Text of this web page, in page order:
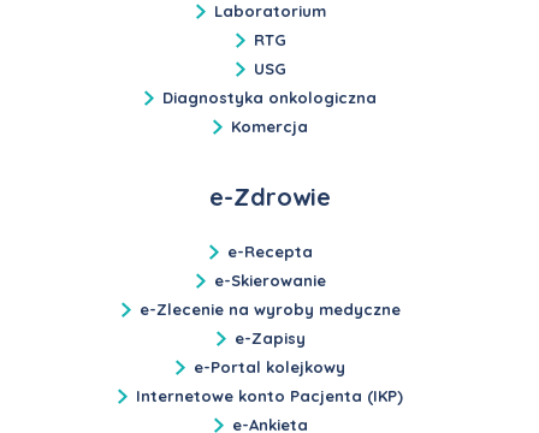
Laboratorium
RTG
USG
Diagnostyka onkologiczna
Komercja
e-Zdrowie
e-Recepta
e-Skierowanie
e-Zlecenie na wyroby medyczne
e-Zapisy
e-Portal kolejkowy
Internetowe konto Pacjenta (IKP)
e-Ankieta